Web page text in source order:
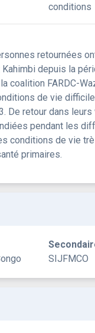
conditions
retournées
depuis la
coalition FARDC-
de vie
De retour dans
pendant les
conditions de vie
primaires.
SIJFMCO